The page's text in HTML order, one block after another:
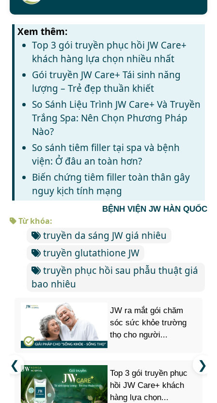
Xem thêm:
Top 3 gói truyền phục hồi JW Care+
khách hàng lựa chọn nhiều nhất
Gói truyền JW Care+ Tái sinh năng
lượng – Trẻ đẹp thuần khiết
So Sánh Liệu Trình JW Care+ Và Truyền
Trắng Spa: Nên Chọn Phương Pháp
Nào?
So sánh tiêm filler tại spa và bệnh
viện: Ở đâu an toàn hơn?
Biến chứng tiêm filler toàn thân gây
nguy kịch tính mạng
BỆNH VIỆN JW HÀN QUỐC
Từ khóa:
truyền da sáng JW giá nhiêu
truyền glutathione JW
truyền phục hồi sau phẫu thuật giá
bao nhiêu
JW ra mắt gói chăm
sóc sức khỏe trường
thọ cho người...
Top 3 gói truyền phục
hồi JW Care+ khách
hàng lựa chọn...